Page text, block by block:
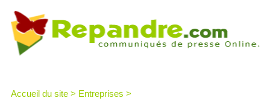
Accueil du site > Entreprises >